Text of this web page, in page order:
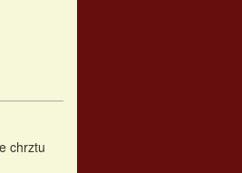
chrztu